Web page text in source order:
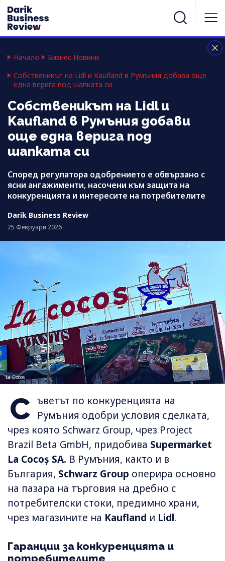
Начало
Бизнес Новини
Собственикът на Lidl и Kaufland в Румъния добави още
една верига под шапката си
Собственикът на Lidl и
Kaufland в Румъния добави
още една верига под
шапката си
Според регулатора одобрението е обвързано с
ясни ангажименти, насочени към защита на
конкуренцията и интересите на потребителите
Darik Business Review
25 Февруари 2026
La Cocos
С ъветът по конкуренцията на
Румъния одобри условия сделката,
чрез която Schwarz Group, чрез Project
Brazil Beta GmbH, придобива Supermarket
La Cocoș SA. В Румъния, както и в
България, Schwarz Group оперира основно
на пазара на търговия на дребно с
потребителски стоки, предимно храни,
чрез магазините на Kaufland и Lidl.
Гаранции за конкуренцията и
потребителите